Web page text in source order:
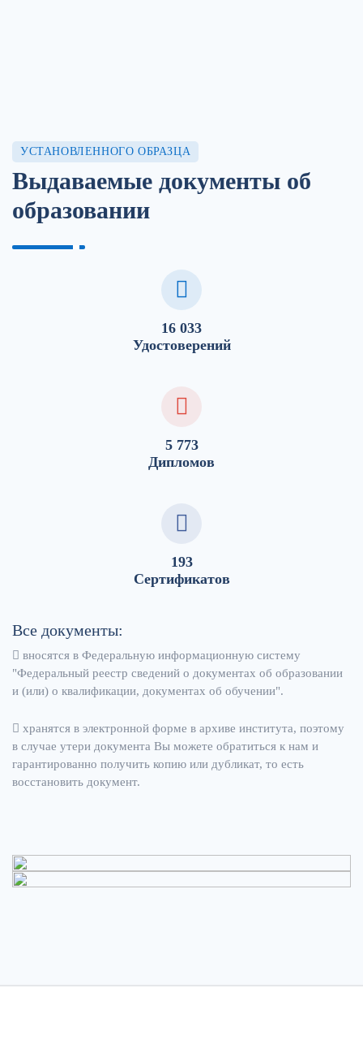
УСТАНОВЛЕННОГО ОБРАЗЦА
Выдаваемые документы об
образовании
16 033
Удостоверений
5 773
Дипломов
193
Сертификатов
Все документы:
вносятся в Федеральную информационную систему
"Федеральный реестр сведений о документах об образовании
и (или) о квалификации, документах об обучении".
хранятся в электронной форме в архиве института, поэтому
в случае утери документа Вы можете обратиться к нам и
гарантированно получить копию или дубликат, то есть
восстановить документ.